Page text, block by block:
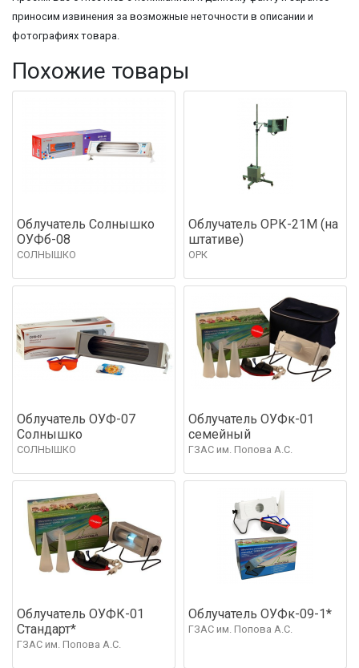
приносим извинения за возможные неточности в описании и
фотографиях товара.
Похожие товары
Облучатель Солнышко
ОУФб-08
СОЛНЫШКО
Облучатель ОРК-21М (на
штативе)
ОРК
Облучатель ОУФ-07
Солнышко
СОЛНЫШКО
Облучатель ОУФк-01
семейный
ГЗАС им. Попова А.С.
Облучатель ОУФК-01
Стандарт*
ГЗАС им. Попова А.С.
Облучатель ОУФк-09-1*
ГЗАС им. Попова А.С.